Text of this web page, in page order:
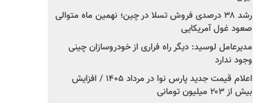
رشد ۳۸ درصدی فروش تسلا در چین؛ نهمین ماه متوالی
صعود غول آمریکایی
مدیرعامل لوسید: دیگر راه فراری از خودروسازان چینی
وجود ندارد
اعلام قیمت جدید پارس نوا در مرداد ۱۴۰۵ / افزایش
بیش از ۲۰۳ میلیون تومانی